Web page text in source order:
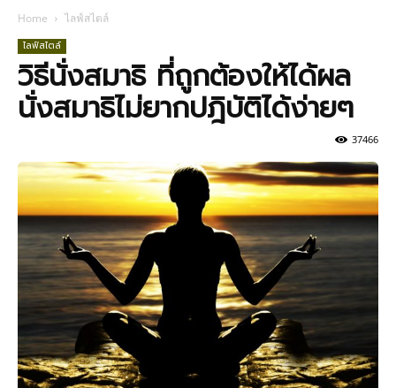
Home ไลฟ์สไตล์
ไลฟ์สไตล์
วิธีนั่งสมาธิ ที่ถูกต้องให้ได้ผล
นั่งสมาธิไม่ยากปฎิบัติได้ง่ายๆ
37466